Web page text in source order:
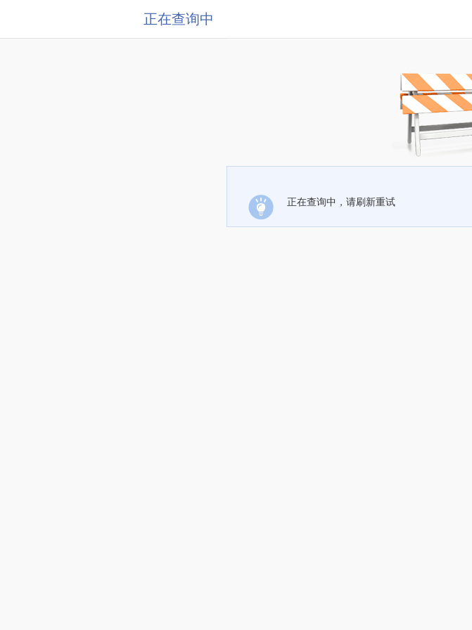
正在查询中
正在查询中，请刷新重试